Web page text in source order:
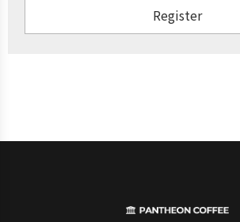
Register